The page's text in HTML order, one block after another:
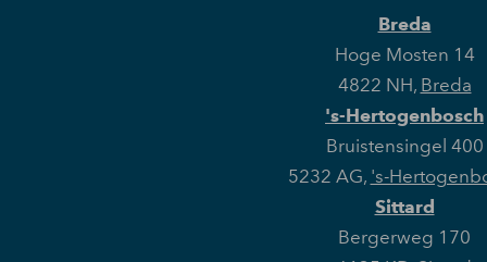
Breda
Hoge Mosten 14
4822 NH, Breda
's-Hertogenbosch
Bruistensingel 400
5232 AG, 's-
Sittard
Bergerweg 170